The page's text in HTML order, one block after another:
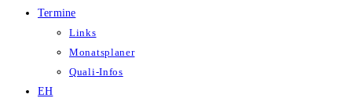
Termine
Links
Monatsplaner
Quali-Infos
EH